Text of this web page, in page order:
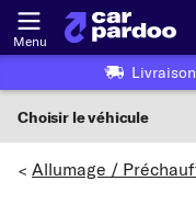
Menu
Choisir le véhicule
Sélection du
> Allumage /